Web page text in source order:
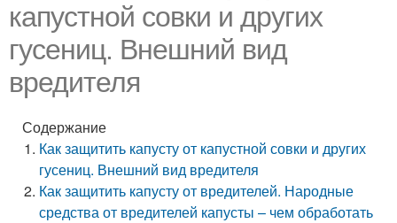
капустной совки и других
гусениц. Внешний вид
вредителя
Содержание
Как защитить капусту от капустной совки и других
гусениц. Внешний вид вредителя
Как защитить капусту от вредителей. Народные
средства от вредителей капусты – чем обработать